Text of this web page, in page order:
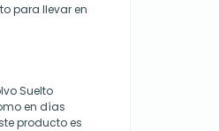
para llevar en
Suelto
en días
producto es